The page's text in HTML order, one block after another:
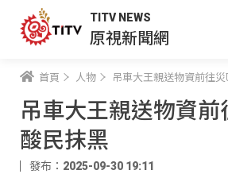
TITV NEWS
原視新聞網
首頁 人物 吊車大王親送物資前往
吊車大王親送物資前
酸民抹黑
發布：2025-09-30 19:11